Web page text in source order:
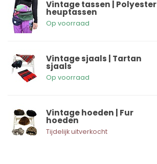
Vintage tassen | Polyester
heuptassen
Op voorraad
Vintage sjaals | Tartan
sjaals
Op voorraad
Vintage hoeden | Fur
hoeden
Tijdelijk uitverkocht